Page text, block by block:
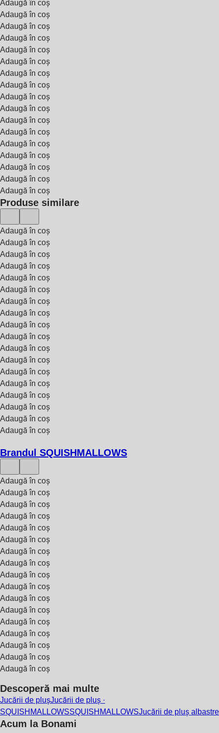
Adaugă în coș
Adaugă în coș
Adaugă în coș
Adaugă în coș
Adaugă în coș
Adaugă în coș
Adaugă în coș
Adaugă în coș
Adaugă în coș
Adaugă în coș
Adaugă în coș
Adaugă în coș
Adaugă în coș
Adaugă în coș
Adaugă în coș
Adaugă în coș
Adaugă în coș
Produse similare
Adaugă în coș
Adaugă în coș
Adaugă în coș
Adaugă în coș
Adaugă în coș
Adaugă în coș
Adaugă în coș
Adaugă în coș
Adaugă în coș
Adaugă în coș
Adaugă în coș
Adaugă în coș
Adaugă în coș
Adaugă în coș
Adaugă în coș
Adaugă în coș
Adaugă în coș
Adaugă în coș
Brandul SQUISHMALLOWS
Adaugă în coș
Adaugă în coș
Adaugă în coș
Adaugă în coș
Adaugă în coș
Adaugă în coș
Adaugă în coș
Adaugă în coș
Adaugă în coș
Adaugă în coș
Adaugă în coș
Adaugă în coș
Adaugă în coș
Adaugă în coș
Adaugă în coș
Adaugă în coș
Adaugă în coș
Descoperă mai multe
Jucării de plușJucării de pluș ·
SQUISHMALLOWSSQUISHMALLOWSJucării de pluș albastre
Acum la Bonami